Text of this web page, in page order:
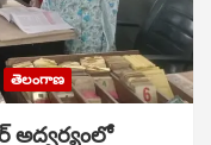
తెలంగాణ
అద్వర్యంలో